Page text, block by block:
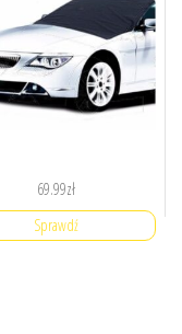
69.99zł
Sprawdź